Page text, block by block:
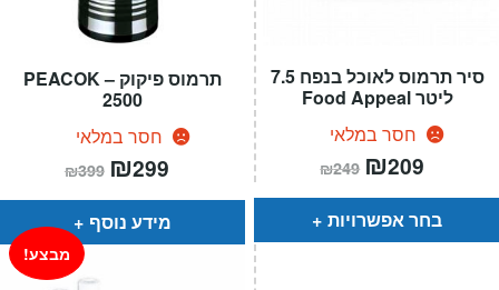
תרמוס פיקוק – PEACOK
2500
חסר במלאי
₪399 המחיר
המקורי
היה:
₪399.
₪299
הוא:
מידע נוסף
סיר תרמוס לאוכל בנפח 7.5
ליטר Food Appeal
חסר במלאי
₪249 המחיר
המקורי
היה:
₪249.
₪209
הוא:
בחר אפשרויות
מבצע!